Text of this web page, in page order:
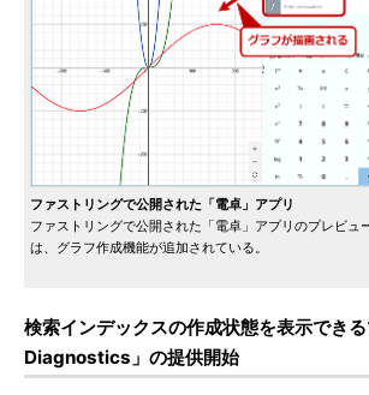
ファストリングで公開された「電卓」アプリ
ファストリングで公開された「電卓」アプリのプレビュ
は、グラフ作成機能が追加されている。
検索インデックスの作成状態を表示でき
Diagnostics」の提供開始